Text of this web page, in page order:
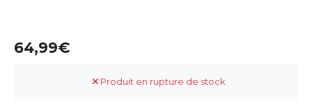
64,99
Produit en rupture de stock